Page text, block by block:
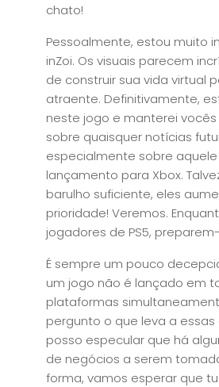
chato!
Pessoalmente, estou muito
inZoi. Os visuais parecem
de construir sua vida virtual
atraente. Definitivamente,
neste jogo e manterei
sobre quaisquer notícias
especialmente sobre
lançamento para Xbox.
barulho suficiente, eles
prioridade! Veremos.
jogadores de PS5,
É sempre um pouco
um jogo não é lançado em
plataformas
pergunto o que leva a essas
posso especular que há
de negócios a serem
forma, vamos esperar que